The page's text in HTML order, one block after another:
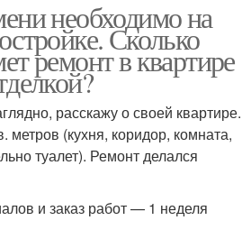
необходимо на
Сколько
ремонт в квартире
расскажу о своей квартире.
(кухня, коридор, комната,
туалет). Ремонт делался
и заказ работ — 1 неделя